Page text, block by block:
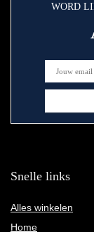
WORD
Snelle links
Alles winkelen
Home